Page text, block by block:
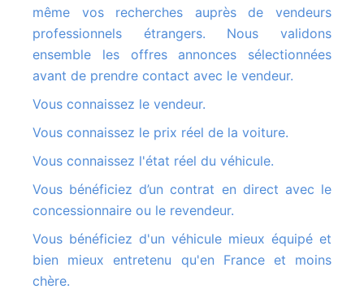
même vos recherches auprès de vendeurs
professionnels étrangers. Nous validons
ensemble les offres annonces sélectionnées
avant de prendre contact avec le vendeur.
Vous connaissez le vendeur.
Vous connaissez le prix réel de la voiture.
Vous connaissez l'état réel du véhicule.
Vous bénéficiez d’un contrat en direct avec le
concessionnaire ou le revendeur.
Vous bénéficiez d'un véhicule mieux équipé et
bien mieux entretenu qu'en France et moins
chère.